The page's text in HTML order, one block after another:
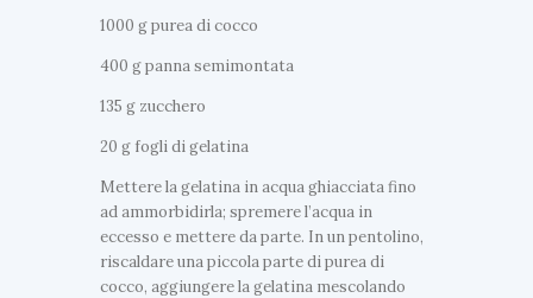
1000 g purea di cocco
400 g panna semimontata
135 g zucchero
20 g fogli di gelatina
Mettere la gelatina in acqua ghiacciata fino
ad ammorbidirla; spremere l’acqua in
eccesso e mettere da parte. In un pentolino,
riscaldare una piccola parte di purea di
cocco, aggiungere la gelatina mescolando